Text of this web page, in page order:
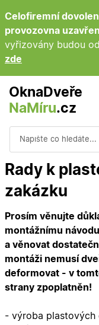
Celofiremní
provozovna
vyřizovány budou
zde
OknaDveře
NaMíru.cz
Rady k
zakázku
Prosím věnujte
montážnímu
a věnovat
montáži nemusí
deformovat - v
strany zpoplatněn!
- výroba plastových